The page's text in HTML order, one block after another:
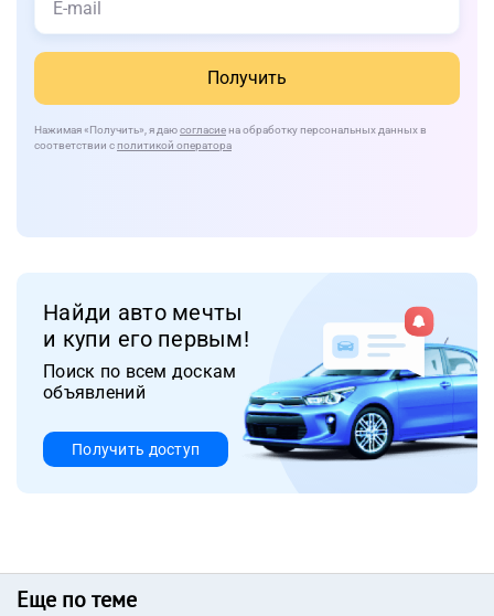
Получить
Нажимая «Получить», я даюсогласиена обработку персональных данных в
соответствии сполитикой оператора
Найди авто мечты
и купи его первым!
Поиск по всем доскам
объявлений
Получить доступ
Еще по теме